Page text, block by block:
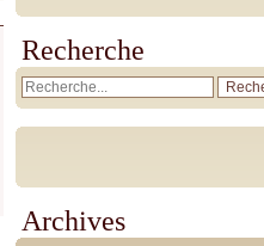
Recherche
Archives